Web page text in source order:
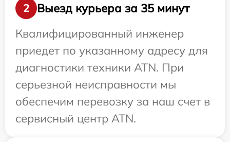
2
Выезд курьера за 35 минут
Квалифицированный инженер
приедет по указанному адресу для
диагностики техники ATN. При
серьезной неисправности мы
обеспечим перевозку за наш счет в
сервисный центр ATN.